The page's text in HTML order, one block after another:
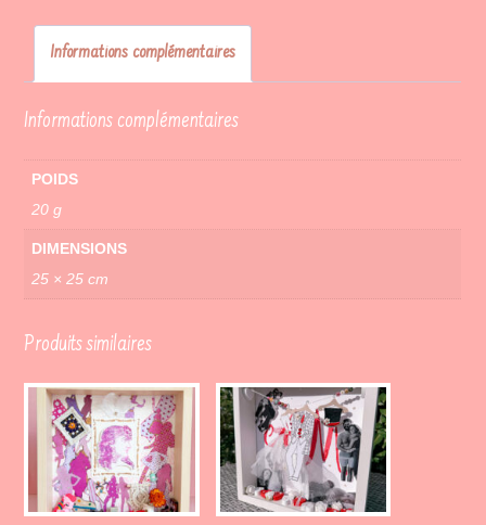
Informations complémentaires
Informations complémentaires
POIDS
20 g
DIMENSIONS
25 × 25 cm
Produits similaires